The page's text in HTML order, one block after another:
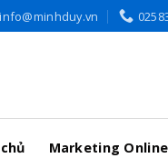
info@minhduy.vn
Marketing Online